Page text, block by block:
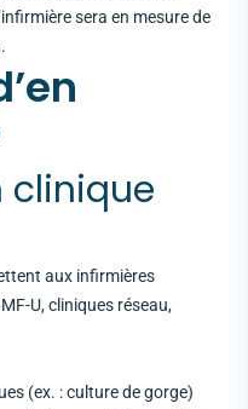
sera en mesure de
clinique
aux infirmières
U, cliniques réseau,
(ex. : culture de gorge)